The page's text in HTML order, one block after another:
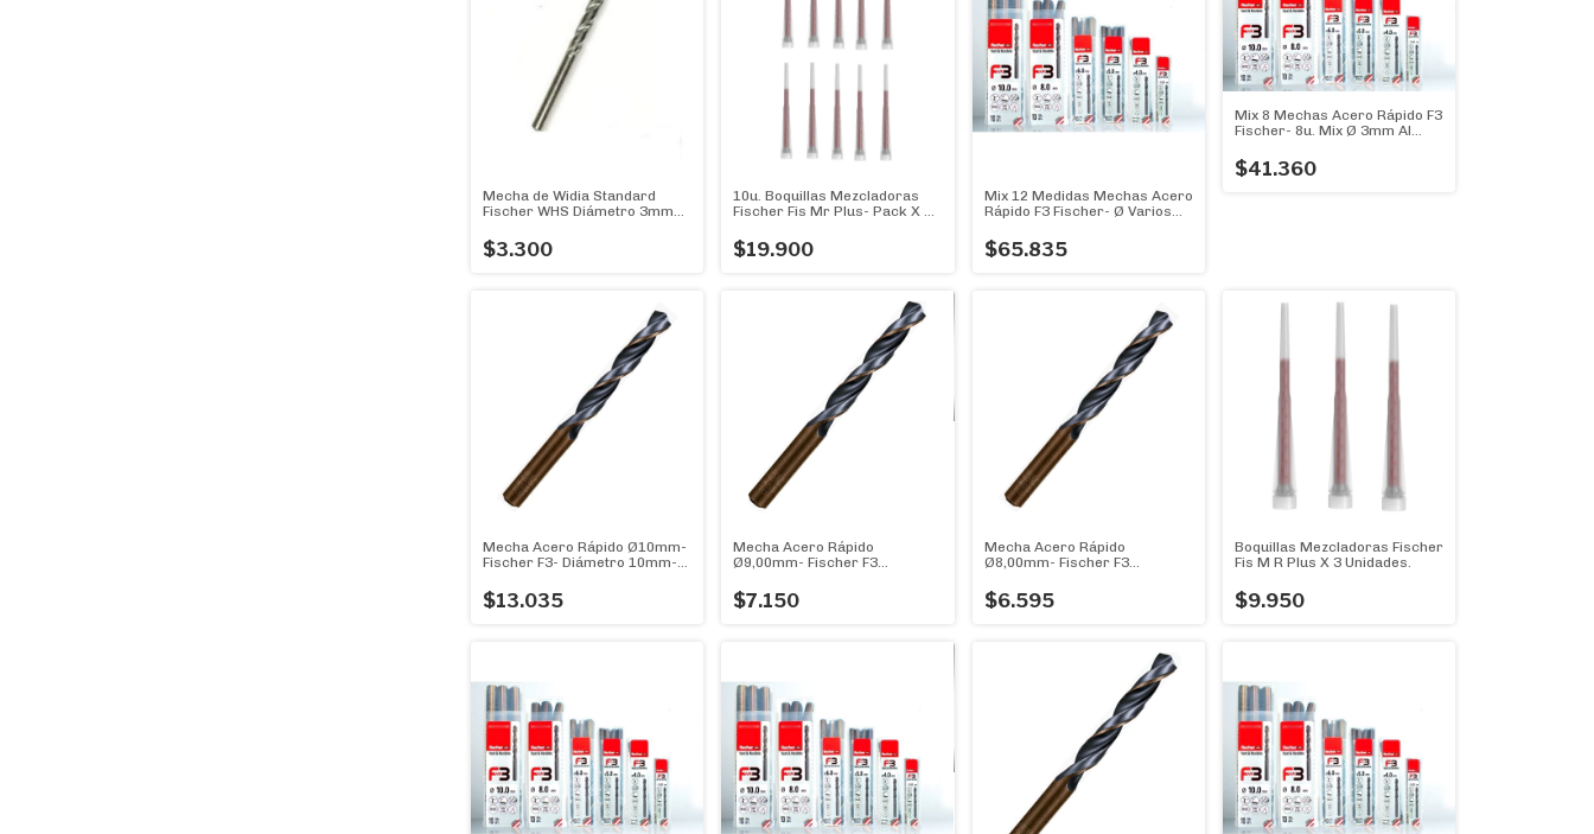
Mecha de Widia Standard
Fischer WHS Diámetro 3mm
$3.300
10u. Boquillas Mezcladoras
Fischer Fis Mr Plus- Pack X 10
$19.900
Mix 12 Medidas Mechas Acero
Rápido F3 Fischer- Ø Varios
$65.835
Mix 8 Mechas Acero Rápido F3
Fischer- 8u. Mix Ø 3mm Al
$41.360
Mecha Acero Rápido Ø10mm-
Fischer F3- Diámetro 10mm-
$13.035
Mecha Acero Rápido
Ø9,00mm- Fischer F3
$7.150
Mecha Acero Rápido
Ø8,00mm- Fischer F3
$6.595
Boquillas Mezcladoras Fischer
Fis M R Plus X 3 Unidades.
$9.950